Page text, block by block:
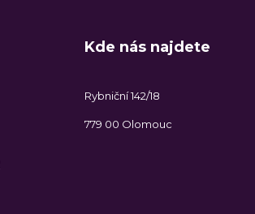
Kde nás najdete
Rybniční 142/18
779 00 Olomouc